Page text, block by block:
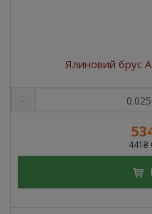
Ялиновий брус
441₴